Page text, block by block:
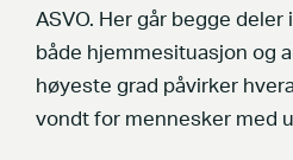
ASVO. Her går begge deler
både hjemmesituasjon og
høyeste grad påvirker
vondt for mennesker med